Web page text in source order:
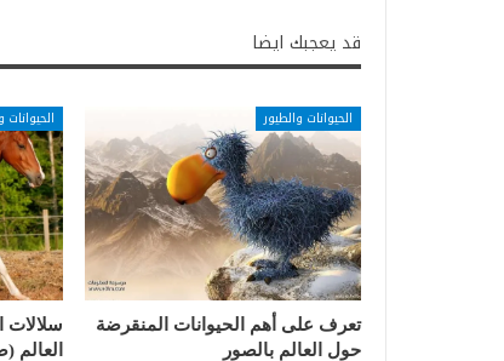
قد يعجبك ايضا
الحيوانات والطيور
تعرف على أهم الحيوانات المنقرضة
حول العالم بالصور
الحيوانات
سلالات
العالم